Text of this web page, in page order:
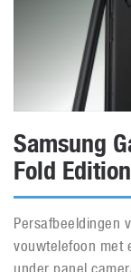
Samsung
Fold Edition
Persafbeeldingen
vouwtelefoon met
under panel